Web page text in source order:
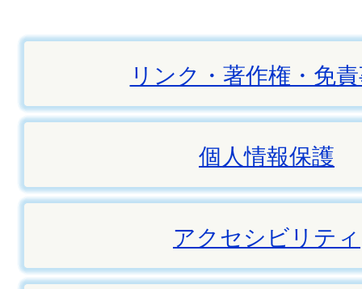
リンク・著作権・免
個人情報保護
アクセシビリティ